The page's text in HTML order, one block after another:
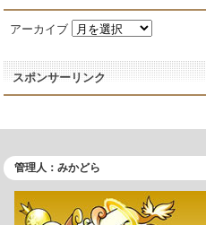
アーカイブ
スポンサーリンク
管理人：みかどら